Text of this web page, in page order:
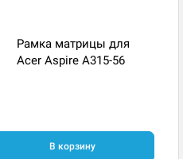
Рамка матрицы для
Acer Aspire A315-56
В корзину